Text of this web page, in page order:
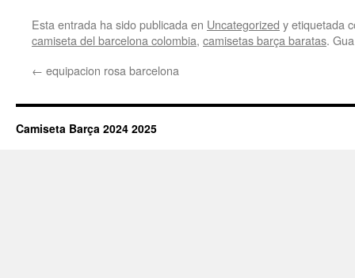
Esta entrada ha sido publicada en Uncategorized y etiquetada
camiseta del barcelona colombia, camisetas barça baratas.
← equipacion rosa barcelona
Camiseta Barça 2024 2025